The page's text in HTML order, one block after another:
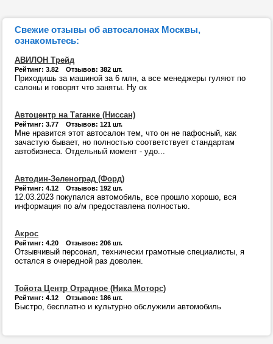
Свежие отзывы об автосалонах Москвы,
ознакомьтесь:
АВИЛОН Трейд
Рейтинг: 3.82 Отзывов: 382 шт.
Приходишь за машиной за 6 млн, а все менеджеры гуляют по
салоны и говорят что заняты. Ну ок
Автоцентр на Таганке (Ниссан)
Рейтинг: 3.77 Отзывов: 121 шт.
Мне нравится этот автосалон тем, что он не пафосный, как
зачастую бывает, но полностью соответствует стандартам
автобизнеса. Отдельный момент - удо...
Автодин-Зеленоград (Форд)
Рейтинг: 4.12 Отзывов: 192 шт.
12.03.2023 покупался автомобиль, все прошло хорошо, вся
информация по а/м предоставлена полностью.
Акрос
Рейтинг: 4.20 Отзывов: 206 шт.
Отзывчивый персонал, технически грамотные специалисты, я
остался в очередной раз доволен.
Тойота Центр Отрадное (Ника Моторс)
Рейтинг: 4.12 Отзывов: 186 шт.
Быстро, бесплатно и культурно обслужили автомобиль